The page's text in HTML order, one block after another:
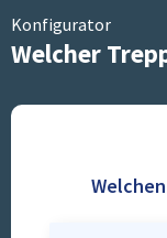
Konfigurator
Welcher